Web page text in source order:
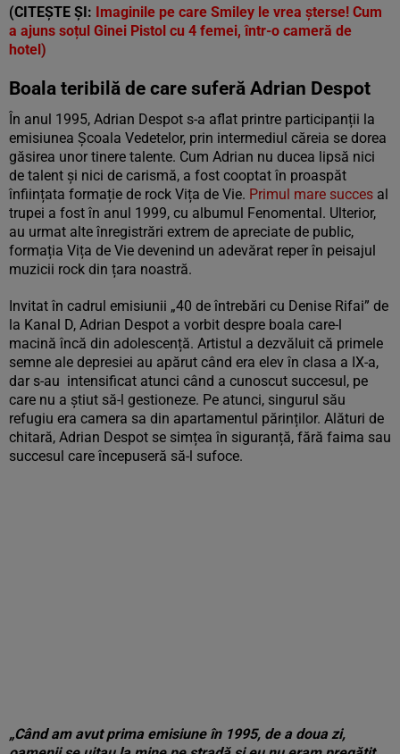
(CITEȘTE ȘI: Imaginile pe care Smiley le vrea șterse! Cum
a ajuns soțul Ginei Pistol cu 4 femei, într-o cameră de
hotel)
Boala teribilă de care suferă Adrian Despot
În anul 1995, Adrian Despot s-a aflat printre participanții la
emisiunea Școala Vedetelor, prin intermediul căreia se dorea
găsirea unor tinere talente. Cum Adrian nu ducea lipsă nici
de talent și nici de carismă, a fost cooptat în proaspăt
înființata formație de rock Vița de Vie. Primul mare succes al
trupei a fost în anul 1999, cu albumul Fenomental. Ulterior,
au urmat alte înregistrări extrem de apreciate de public,
formația Vița de Vie devenind un adevărat reper în peisajul
muzicii rock din țara noastră.
Invitat în cadrul emisiunii „40 de întrebări cu Denise Rifai” de
la Kanal D, Adrian Despot a vorbit despre boala care-l
macină încă din adolescență. Artistul a dezvăluit că primele
semne ale depresiei au apărut când era elev în clasa a IX-a,
dar s-au intensificat atunci când a cunoscut succesul, pe
care nu a știut să-l gestioneze. Pe atunci, singurul său
refugiu era camera sa din apartamentul părinților. Alături de
chitară, Adrian Despot se simțea în siguranță, fără faima sau
succesul care începuseră să-l sufoce.
„Când am avut prima emisiune în 1995, de a doua zi,